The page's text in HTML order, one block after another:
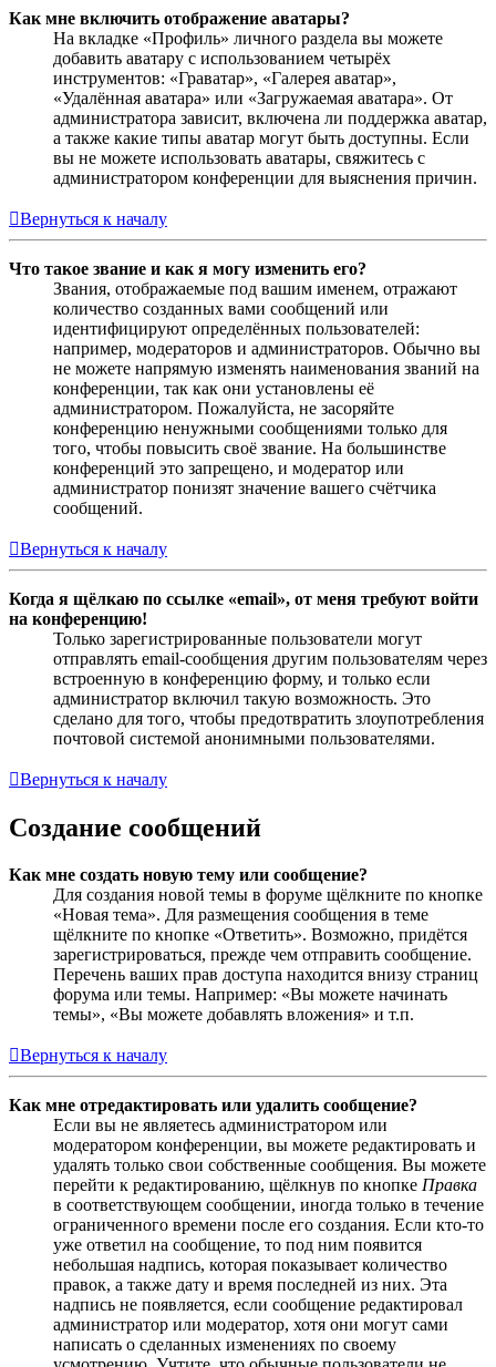
Как мне включить отображение аватары?
На вкладке «Профиль» личного раздела вы можете
добавить аватару с использованием четырёх
инструментов: «Граватар», «Галерея аватар»,
«Удалённая аватара» или «Загружаемая аватара». От
администратора зависит, включена ли поддержка аватар,
а также какие типы аватар могут быть доступны. Если
вы не можете использовать аватары, свяжитесь с
администратором конференции для выяснения причин.
Вернуться к началу
Что такое звание и как я могу изменить его?
Звания, отображаемые под вашим именем, отражают
количество созданных вами сообщений или
идентифицируют определённых пользователей:
например, модераторов и администраторов. Обычно вы
не можете напрямую изменять наименования званий на
конференции, так как они установлены её
администратором. Пожалуйста, не засоряйте
конференцию ненужными сообщениями только для
того, чтобы повысить своё звание. На большинстве
конференций это запрещено, и модератор или
администратор понизят значение вашего счётчика
сообщений.
Вернуться к началу
Когда я щёлкаю по ссылке «email», от меня требуют войти
на конференцию!
Только зарегистрированные пользователи могут
отправлять email-сообщения другим пользователям через
встроенную в конференцию форму, и только если
администратор включил такую возможность. Это
сделано для того, чтобы предотвратить злоупотребления
почтовой системой анонимными пользователями.
Вернуться к началу
Создание сообщений
Как мне создать новую тему или сообщение?
Для создания новой темы в форуме щёлкните по кнопке
«Новая тема». Для размещения сообщения в теме
щёлкните по кнопке «Ответить». Возможно, придётся
зарегистрироваться, прежде чем отправить сообщение.
Перечень ваших прав доступа находится внизу страниц
форума или темы. Например: «Вы можете начинать
темы», «Вы можете добавлять вложения» и т.п.
Вернуться к началу
Как мне отредактировать или удалить сообщение?
Если вы не являетесь администратором или
модератором конференции, вы можете редактировать и
удалять только свои собственные сообщения. Вы можете
перейти к редактированию, щёлкнув по кнопке Правка
в соответствующем сообщении, иногда только в течение
ограниченного времени после его создания. Если кто-то
уже ответил на сообщение, то под ним появится
небольшая надпись, которая показывает количество
правок, а также дату и время последней из них. Эта
надпись не появляется, если сообщение редактировал
администратор или модератор, хотя они могут сами
написать о сделанных изменениях по своему